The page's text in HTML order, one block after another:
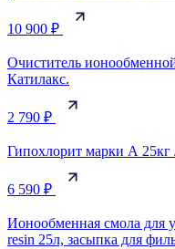
10 900 ₽
Очиститель
Катилакс.
2 790 ₽
Гипохлорит марки А
6 590 ₽
Ионообменная cмола для
resin 25л, засыпка для